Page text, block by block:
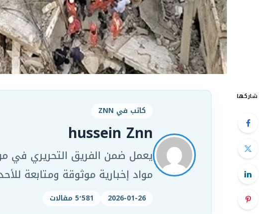
شاركها
كاتب في ZNN
hussein Znn
مواد إخبارية موثوقة ومتابعة
2026-01-26 5٬581 مقالات